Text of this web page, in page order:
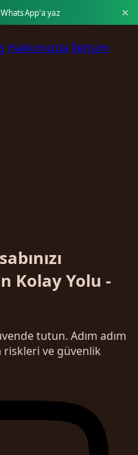
yaz
Hakkımızda İletişim
Kolay Yolu -
tutun. Adım adım
ve güvenlik